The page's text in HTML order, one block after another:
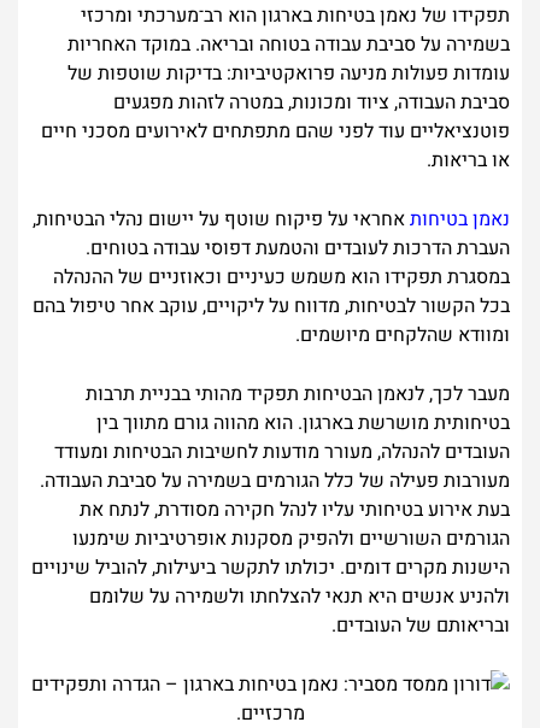
תפקידו של נאמן בטיחות בארגון הוא רב־מערכתי ומרכזי
בשמירה על סביבת עבודה בטוחה ובריאה. במוקד האחריות
עומדות פעולות מניעה פרואקטיביות: בדיקות שוטפות של
סביבת העבודה, ציוד ומכונות, במטרה לזהות מפגעים
פוטנציאליים עוד לפני שהם מתפתחים לאירועים מסכני חיים
או בריאות.
נאמן בטיחותאחראי על פיקוח שוטף על יישום נהלי הבטיחות,
העברת הדרכות לעובדים והטמעת דפוסי עבודה בטוחים.
במסגרת תפקידו הוא משמש כעיניים וכאוזניים של ההנהלה
בכל הקשור לבטיחות, מדווח על ליקויים, עוקב אחר טיפול בהם
ומוודא שהלקחים מיושמים.
מעבר לכך, לנאמן הבטיחות תפקיד מהותי בבניית תרבות
בטיחותית מושרשת בארגון. הוא מהווה גורם מתווך בין
העובדים להנהלה, מעורר מודעות לחשיבות הבטיחות ומעודד
מעורבות פעילה של כלל הגורמים בשמירה על סביבת העבודה.
בעת אירוע בטיחותי עליו לנהל חקירה מסודרת, לנתח את
הגורמים השורשיים ולהפיק מסקנות אופרטיביות שימנעו
הישנות מקרים דומים. יכולתו לתקשר ביעילות, להוביל שינויים
ולהניע אנשים היא תנאי להצלחתו ולשמירה על שלומם
ובריאותם של העובדים.